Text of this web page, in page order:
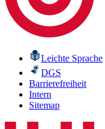
Leichte Sprache
DGS
Barrierefreiheit
Intern
Sitemap